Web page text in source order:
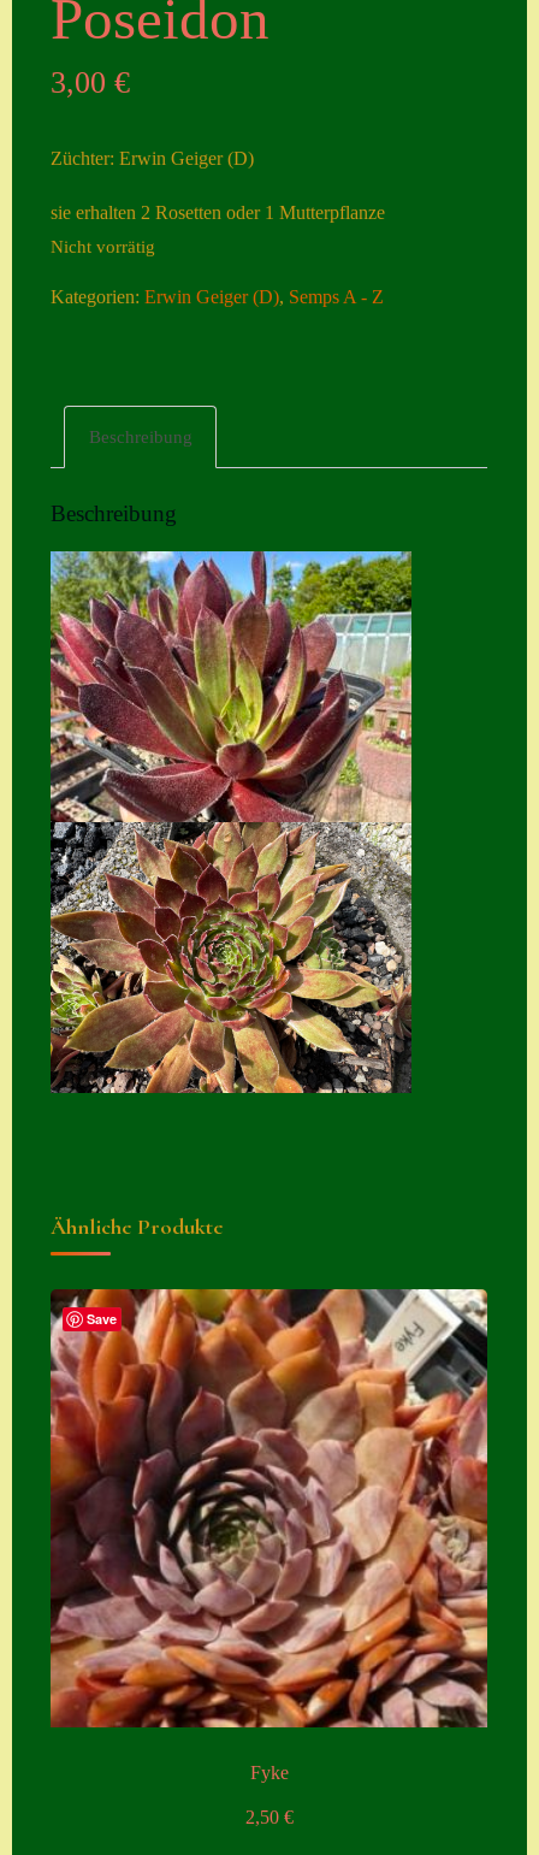
ngen
Neuheiten
Home
Hostas
Impressum
Kasse
Kontakt
Mein Konto
Naturformen
S. x nixonii
Semps die ich
suche
Semps von A – Z
Shop
Versand von
Semps
Warenkorb
Warenkorb
Widerrufsbelehru
ng
Zahlung
Zahlungs- &
Versandinfos
Zubehör
Zubehör
Poseidon
3,00€
Züchter: Erwin Geiger (D)
sie erhalten 2 Rosetten oder 1 Mutterpflanze
Nicht vorrätig
Kategorien:Erwin Geiger (D), Semps A - Z
Beschreibung
Beschreibung
Ähnliche Produkte
Save
Fyke
2,50 €